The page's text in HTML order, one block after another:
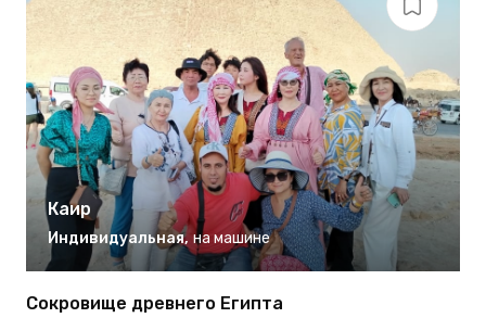
Каир
Индивидуальная, на машине
Сокровище древнего Египта